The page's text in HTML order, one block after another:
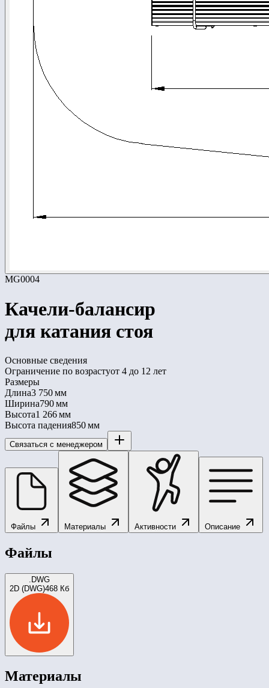
MG0004
Качели-балансир
для катания стоя
Основные сведения
Ограничение по возрастуот 4 до 12 лет
Размеры
Длина3 750 мм
Ширина790 мм
Высота1 266 мм
Высота падения850 мм
Связаться с менеджером
Файлы Материалы Активности Описание
Файлы
.DWG
2D (DWG)468 Кб
Материалы